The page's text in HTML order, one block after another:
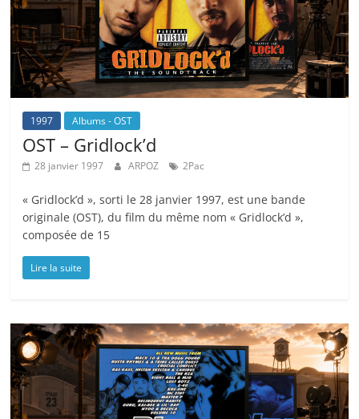
1997 Albums - OST
OST – Gridlock’d
28 janvier 1997 ARPOZ 2Pac
« Gridlock’d », sorti le 28 janvier 1997, est une bande
originale (OST), du film du même nom « Gridlock’d »,
composée de 15
Lire la suite